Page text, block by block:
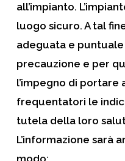
all’impianto.
luogo sicuro. A tal
adeguata e
precauzione e per
l’impegno di portare
frequentatori le
tutela della loro
L’informazione sarà
modo: